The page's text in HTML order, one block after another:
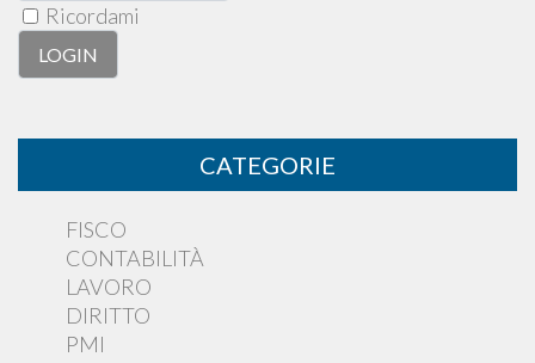
Ricordami
CATEGORIE
FISCO
CONTABILITÀ
LAVORO
DIRITTO
PMI